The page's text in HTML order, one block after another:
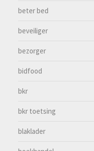
beter bed
beveiliger
bezorger
bidfood
bkr
bkr toetsing
blaklader